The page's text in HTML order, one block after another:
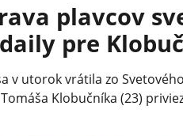
plavcov
pre
v utorok vrátila zo
Klobučníka (23)